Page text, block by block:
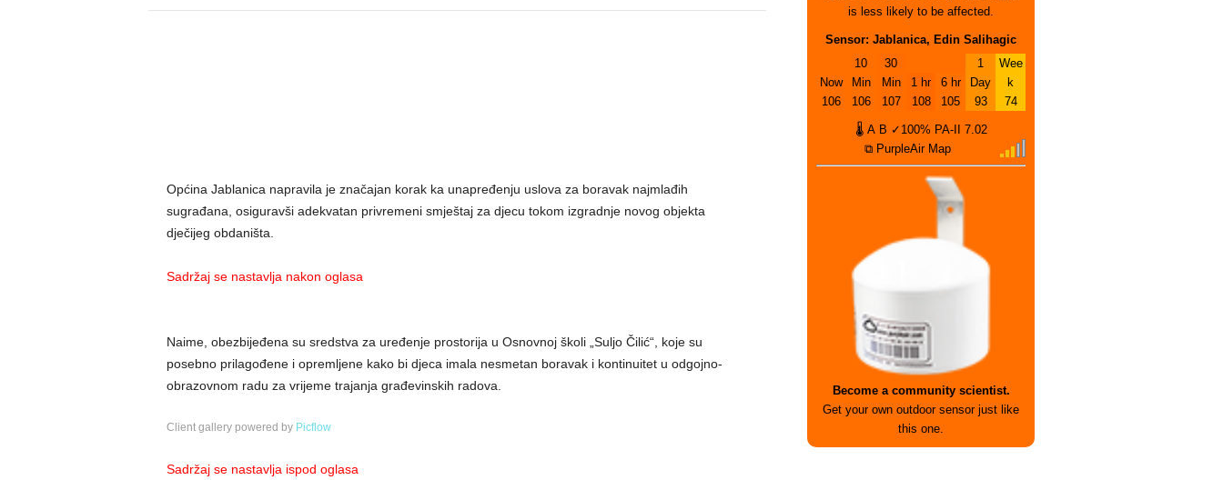
Općina Jablanica napravila je značajan korak ka unapređenju uslova za boravak najmlađih
sugrađana, osiguravši adekvatan privremeni smještaj za djecu tokom izgradnje novog objekta
dječijeg obdaništa.
Sadržaj se nastavlja nakon oglasa
Naime, obezbijeđena su sredstva za uređenje prostorija u Osnovnoj školi „Suljo Čilić“, koje su
posebno prilagođene i opremljene kako bi djeca imala nesmetan boravak i kontinuitet u odgojno-
obrazovnom radu za vrijeme trajanja građevinskih radova.
Client gallery powered by Picflow
Sadržaj se nastavlja ispod oglasa
is less likely to be affected.
Sensor: Jablanica, Edin Salihagic
Now
106
10
Min
106
30
Min
107
1 hr
108
6 hr
105
1
Day
93
Wee
k
74
🌡 A B ✓100% PA-II
7.02
⧉ PurpleAir Map
Become a community scientist.
Get your own outdoor sensor just like
this one.